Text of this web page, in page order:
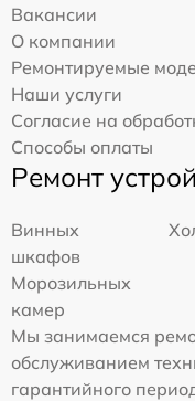
Вакансии
О компании
Ремонтируемые
Наши услуги
Согласие на
Способы оплаты
Ремонт
Винных
шкафов
Морозильных
камер
Мы занимаемся
обслуживанием
гарантийного